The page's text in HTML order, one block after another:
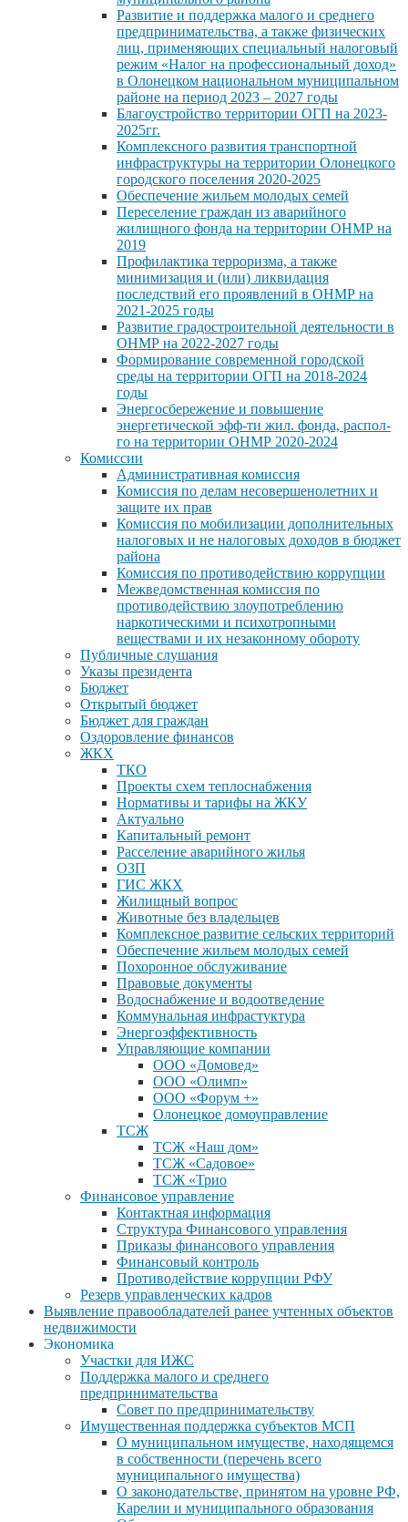
Развитие и поддержка малого и среднего
предпринимательства, а также физических
лиц, применяющих специальный налоговый
режим «Налог на профессиональный доход»
в Олонецком национальном муниципальном
районе на период 2023 – 2027 годы
Благоустройство территории ОГП на 2023-
2025гг.
Комплексного развития транспортной
инфраструктуры на территории Олонецкого
городского поселения 2020-2025
Обеспечение жильем молодых семей
Переселение граждан из аварийного
жилищного фонда на территории ОНМР на
2019
Профилактика терроризма, а также
минимизация и (или) ликвидация
последствий его проявлений в ОНМР на
2021-2025 годы
Развитие градостроительной деятельности в
ОНМР на 2022-2027 годы
Формирование современной городской
среды на территории ОГП на 2018-2024
годы
Энергосбережение и повышение
энергетической эфф-ти жил. фонда, распол-
го на территории ОНМР 2020-2024
Комиссии
Административная комиссия
Комиссия по делам несовершенолетних и
защите их прав
Комиссия по мобилизации дополнительных
налоговых и не налоговых доходов в бюджет
района
Комиссия по противодействию коррупции
Межведомственная комиссия по
противодействию злоупотреблению
наркотическими и психотропными
веществами и их незаконному обороту
Публичные слушания
Указы президента
Бюджет
Открытый бюджет
Бюджет для граждан
Оздоровление финансов
ЖКХ
ТКО
Проекты схем теплоснабжения
Нормативы и тарифы на ЖКУ
Актуально
Капитальный ремонт
Расселение аварийного жилья
ОЗП
ГИС ЖКХ
Жилищный вопрос
Животные без владельцев
Комплексное развитие сельских территорий
Обеспечение жильем молодых семей
Похоронное обслуживание
Правовые документы
Водоснабжение и водоотведение
Коммунальная инфрастуктура
Энергоэффективность
Управляющие компании
ООО «Домовед»
ООО «Олимп»
ООО «Форум +»
Олонецкое домоуправление
ТСЖ
ТСЖ «Наш дом»
ТСЖ «Садовое»
ТСЖ «Трио
Финансовое управление
Контактная информация
Структура Финансового управления
Приказы финансового управления
Финансовый контроль
Противодействие коррупции РФУ
Резерв управленческих кадров
Выявление правообладателей ранее учтенных объектов
недвижимости
Экономика
Участки для ИЖС
Поддержка малого и среднего
предпринимательства
Совет по предпринимательству
Имущественная поддержка субъектов МСП
О муниципальном имуществе, находящемся
в собственности (перечень всего
муниципального имущества)
О законодательстве, принятом на уровне РФ,
Карелии и муниципального образования